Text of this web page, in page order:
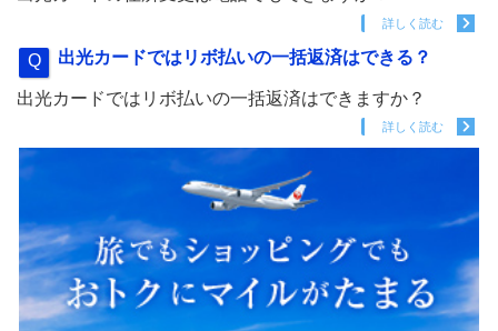
詳しく読む
出光カードではリボ払いの一括返済はできる？
出光カードではリボ払いの一括返済はできますか？
詳しく読む